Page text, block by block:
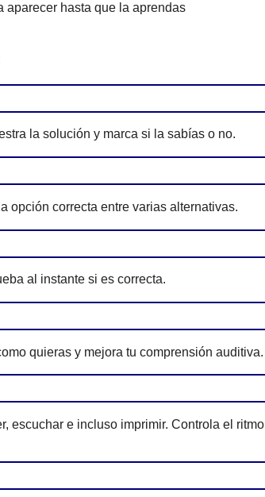
aparecer hasta que la aprendas
la solución y marca si la sabías o no.
opción correcta entre varias alternativas.
al instante si es correcta.
quieras y mejora tu comprensión auditiva.
escuchar e incluso imprimir. Controla el ritmo